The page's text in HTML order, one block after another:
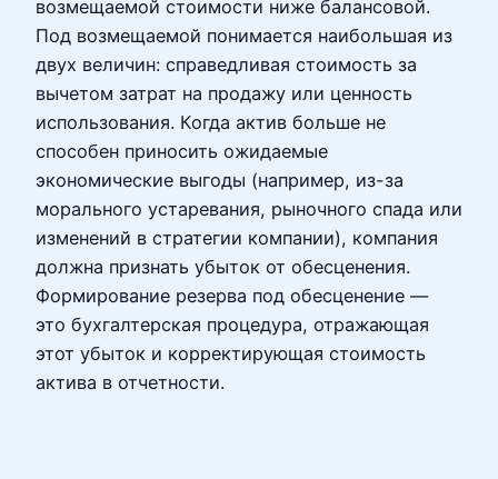
возмещаемой стоимости ниже балансовой.
Под возмещаемой понимается наибольшая из
двух величин: справедливая стоимость за
вычетом затрат на продажу или ценность
использования. Когда актив больше не
способен приносить ожидаемые
экономические выгоды (например, из-за
морального устаревания, рыночного спада или
изменений в стратегии компании), компания
должна признать убыток от обесценения.
Формирование резерва под обесценение —
это бухгалтерская процедура, отражающая
этот убыток и корректирующая стоимость
актива в отчетности.